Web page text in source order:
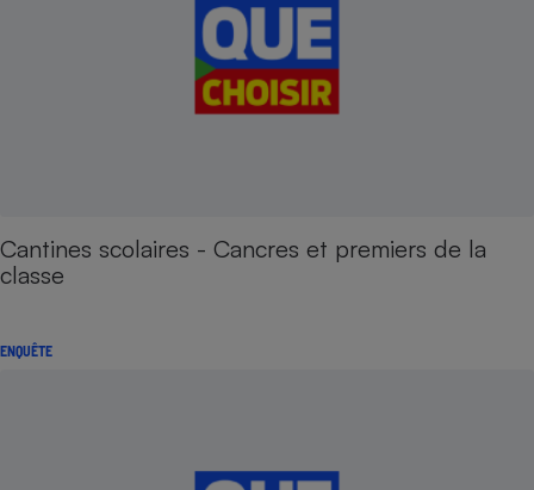
Cantines scolaires - Cancres et premiers de la
classe
ENQUÊTE